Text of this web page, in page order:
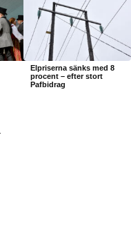
Elpriserna sänks med 8
procent – efter stort
Pafbidrag